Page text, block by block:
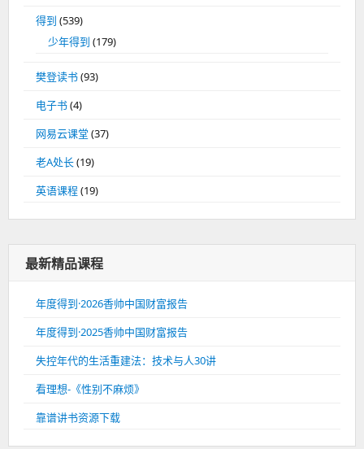
得到 (539)
少年得到 (179)
樊登读书(93)
电子书(4)
网易云课堂 (37)
老A处长(19)
英语课程(19)
最新精品课程
年度得到·2026香帅中国财富报告
年度得到·2025香帅中国财富报告
失控年代的生活重建法：技术与人30讲
看理想-《性别不麻烦》
靠谱讲书资源下载